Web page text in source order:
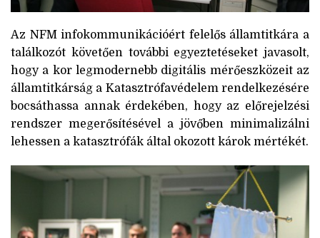
Az NFM infokommunikációért felelős államtitkára a
találkozót követően további egyeztetéseket javasolt,
hogy a kor legmodernebb digitális mérőeszközeit az
államtitkárság a Katasztrófavédelem rendelkezésére
bocsáthassa annak érdekében, hogy az előrejelzési
rendszer megerősítésével a jövőben minimalizálni
lehessen a katasztrófák által okozott károk mértékét.